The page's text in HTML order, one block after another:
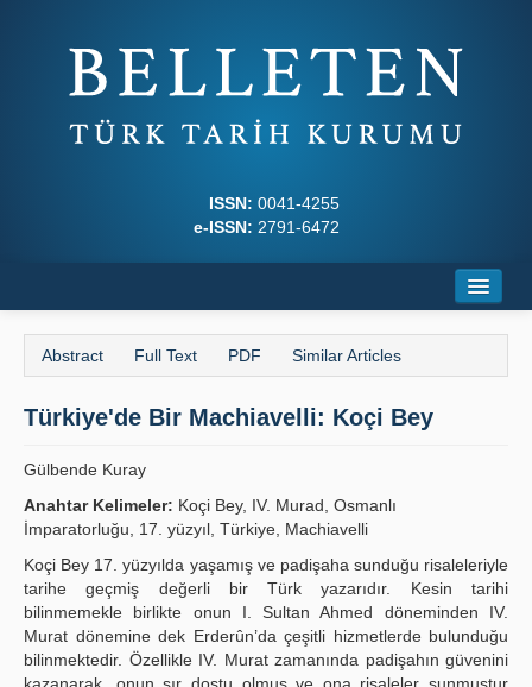
ISSN: 0041-4255
e-ISSN: 2791-6472
About
Journal Boards
Writing Rules
Principles
Publication Policies
Guidelines
Contact Us
Abstract Full Text PDF Similar Articles
Türkiye'de Bir Machiavelli: Koçi Bey
Gülbende Kuray
Anahtar Kelimeler: Koçi Bey, IV. Murad, Osmanlı
İmparatorluğu, 17. yüzyıl, Türkiye, Machiavelli
Koçi Bey 17. yüzyılda yaşamış ve padişaha sunduğu risaleleriyle
tarihe geçmiş değerli bir Türk yazarıdır. Kesin tarihi
bilinmemekle birlikte onun I. Sultan Ahmed döneminden IV.
Murat dönemine dek Erderûn’da çeşitli hizmetlerde bulunduğu
bilinmektedir. Özellikle IV. Murat zamanında padişahın güvenini